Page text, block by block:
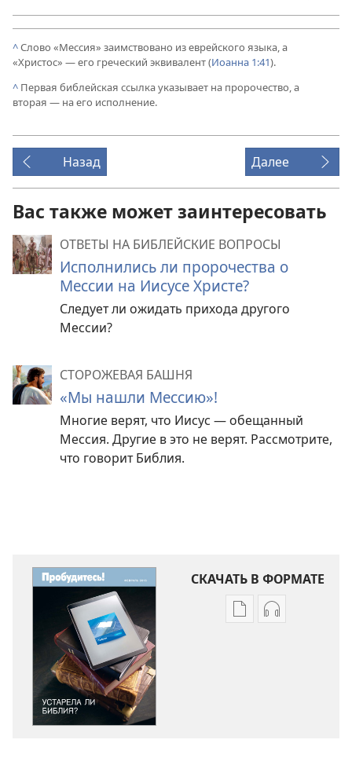
^Слово «Мессия» заимствовано из еврейского языка, а
«Христос» — его греческий эквивалент (Иоанна 1:41).
^ Первая библейская ссылка указывает на пророчество, а
вторая — на его исполнение.
Назад Далее
Вас также может заинтересовать
ОТВЕТЫ НА БИБЛЕЙСКИЕ ВОПРОСЫ
Исполнились ли пророчества о
Мессии на Иисусе Христе?
Следует ли ожидать прихода другого
Мессии?
СТОРОЖЕВАЯ БАШНЯ
«Мы нашли Мессию»!
Многие верят, что Иисус — обещанный
Мессия. Другие в это не верят. Рассмотрите,
что говорит Библия.
СКАЧАТЬ В ФОРМАТЕ
ВариантыВарианты